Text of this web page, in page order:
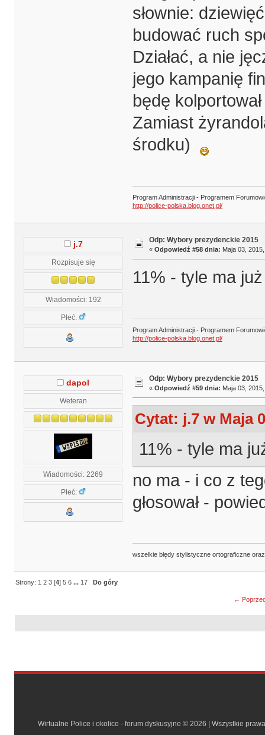
słownie:
budować ruch
Działać, a nie
jego kampanię
będę
Zamiast
środku)
Program Administracji - Programem
http://police-polska.blog.onet.pl/
j.7
Rozpisuje się
Wiadomości: 192
Płeć:
Odp: Wybory prezydenckie 2015
« Odpowiedź #58 dnia: Maja 03,
11% - tyle ma
Program Administracji - Programem
http://police-polska.blog.onet.pl/
dapol
Weteran
Wiadomości: 2269
Płeć:
Odp: Wybory prezydenckie 2015
« Odpowiedź #59 dnia: Maja 03,
Cytat: j.7 w Maja
11% - tyle ma
no ma - i co z
głosował -
wszelkie błędy stylistyczne ortograficzne
Strony: 1 2 3 [4]5 6 ... 17 Do góry
←
Wirtualne Police i okolice - forum dyskusyjne © 2026 | Wszystkie